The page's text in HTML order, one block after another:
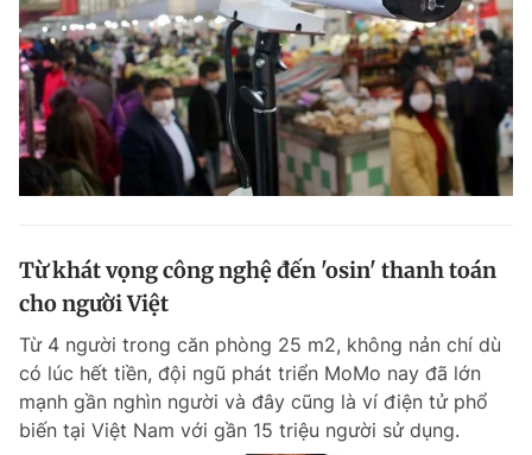
Từ khát vọng công nghệ đến 'osin' thanh toán
cho người Việt
Từ 4 người trong căn phòng 25 m2, không nản chí dù
có lúc hết tiền, đội ngũ phát triển MoMo nay đã lớn
mạnh gần nghìn người và đây cũng là ví điện tử phổ
biến tại Việt Nam với gần 15 triệu người sử dụng.